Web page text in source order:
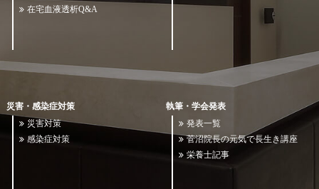
在宅血液透析Q&A
災害・感染症対策
災害対策
感染症対策
執筆・学会発表
発表一覧
菅沼院長の元気で長生き講座
栄養士記事